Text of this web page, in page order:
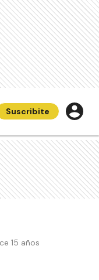
Suscribite
15 años